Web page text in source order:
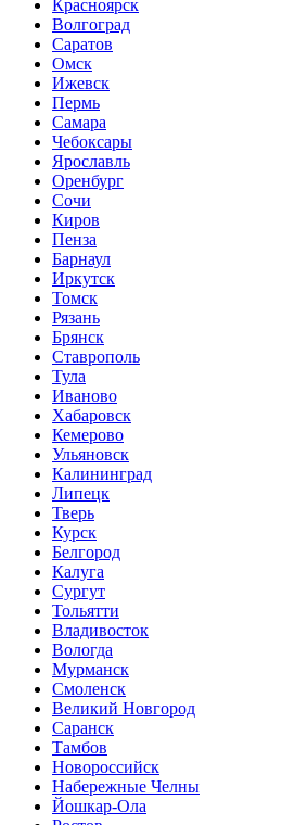
Красноярск
Волгоград
Саратов
Омск
Ижевск
Пермь
Самара
Чебоксары
Ярославль
Оренбург
Сочи
Киров
Пенза
Барнаул
Иркутск
Томск
Рязань
Брянск
Ставрополь
Тула
Иваново
Хабаровск
Кемерово
Ульяновск
Калининград
Липецк
Тверь
Курск
Белгород
Калуга
Сургут
Тольятти
Владивосток
Вологда
Мурманск
Смоленск
Великий Новгород
Саранск
Тамбов
Новороссийск
Набережные Челны
Йошкар-Ола